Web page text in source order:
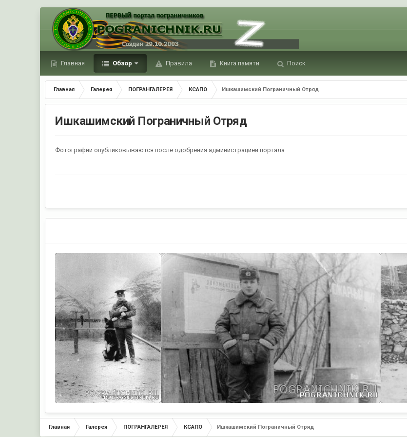
Главная Обзор Правила Книга памяти Поиск
Главная Галерея ПОГРАНГАЛЕРЕЯ КСАПО Ишкашимский Пограничный Отряд
Ишкашимский Пограничный Отряд
Фотографии опубликовываются после одобрения администрацией портала
wadik1107 wadik1107
Главная Галерея ПОГРАНГАЛЕРЕЯ КСАПО Ишкашимский Пограничный Отряд